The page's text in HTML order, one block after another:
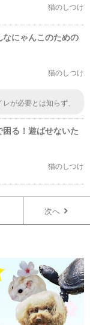
猫のしつけ
なにゃんこのための
猫のしつけ
が必要とは知らず、
いる場所が見つかるか
る！遊ばせないた
猫のしつけ
次へ